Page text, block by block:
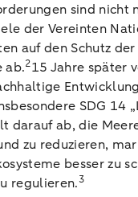
sind nicht
der Vereinten
auf den Schutz
ab.215 Jahre später
SDG 14
darauf ab, die
zu reduzieren,
besser zu
regulieren.3